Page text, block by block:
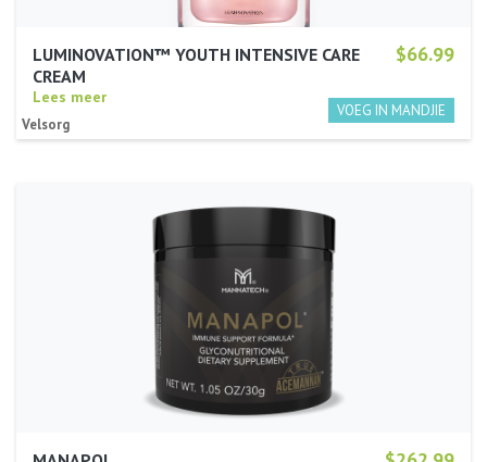
$66.99
LUMINOVATION™ YOUTH INTENSIVE CARE
CREAM
Lees meer
Velsorg